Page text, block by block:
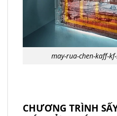
may-rua-chen-kaff-
CHƯƠNG TRÌNH